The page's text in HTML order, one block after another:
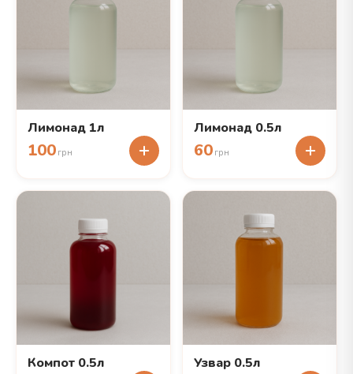
Лимонад 1л
100 грн
Лимонад 0.5л
60 грн
Компот 0.5л Узвар 0.5л